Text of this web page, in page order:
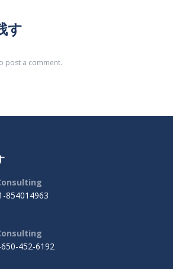
す
post a comment.
854014963
452-6192